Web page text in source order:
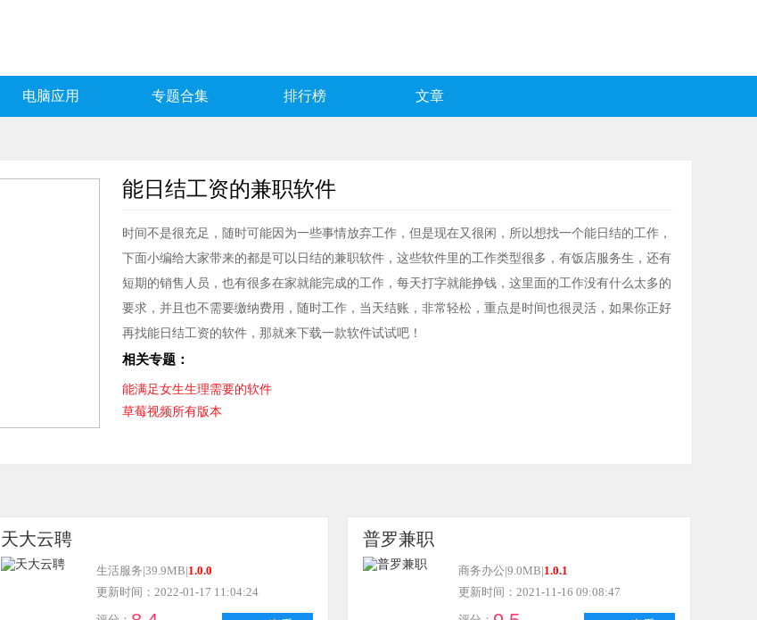
电脑应用 专题合集 排行榜 文章
能日结工资的兼职软件
时间不是很充足，随时可能因为一些事情放弃工作，但是现在又很闲，所以想找一个能日结的工作，
下面小编给大家带来的都是可以日结的兼职软件，这些软件里的工作类型很多，有饭店服务生，还有
短期的销售人员，也有很多在家就能完成的工作，每天打字就能挣钱，这里面的工作没有什么太多的
要求，并且也不需要缴纳费用，随时工作，当天结账，非常轻松，重点是时间也很灵活，如果你正好
再找能日结工资的软件，那就来下载一款软件试试吧！
相关专题：
能满足女生生理需要的软件
草莓视频所有版本
天大云聘
生活服务|39.9MB|1.0.0
更新时间：2022-01-17 11:04:24
普罗兼职
商务办公|9.0MB|1.0.1
更新时间：2021-11-16 09:08:47